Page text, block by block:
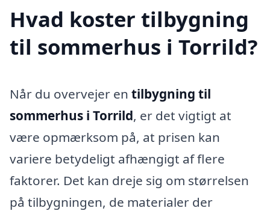
Hvad koster tilbygning
til sommerhus i Torrild?
Når du overvejer en tilbygning til
sommerhus i Torrild, er det vigtigt at
være opmærksom på, at prisen kan
variere betydeligt afhængigt af flere
faktorer. Det kan dreje sig om størrelsen
på tilbygningen, de materialer der